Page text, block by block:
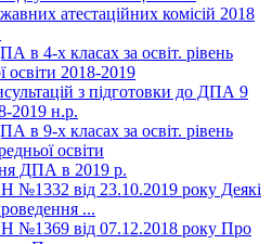
атестаційних комісій 2018
в 4-х класах за освіт. рівень
освіти 2018-2019
з підготовки до ДПА 9
2019 н.р.
в 9-х класах за освіт. рівень
освіти
ДПА в 2019 р.
№1332 від 23.10.2019 року Деякі
...
№1369 від 07.12.2018 року Про